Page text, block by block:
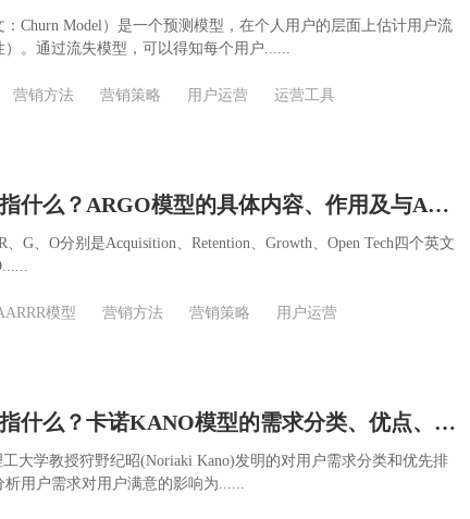
Churn Model）是一个预测模型，在个人用户的层面上估计用户流
）。通过流失模型，可以得知每个用户......
营销方法 营销策略 用户运营 运营工具
ARGO模型是指什么？ARGO模型的具体内容、作用及与AARRR模型的区别
G、O分别是Acquisition、Retention、Growth、Open Tech四个英文
模型 营销方法 营销策略 用户运营
KANO模型是指什么？卡诺KANO模型的需求分类、优点、分析方法及应用
大学教授狩野纪昭(Noriaki Kano)发明的对用户需求分类和优先排
析用户需求对用户满意的影响为......